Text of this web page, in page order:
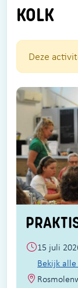
KOLK
Deze
15 juli
Bekijk